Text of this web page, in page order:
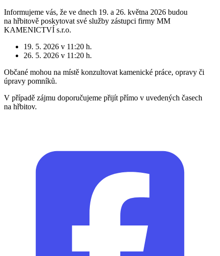
Informujeme vás, že ve dnech 19. a 26. května 2026 budou
na hřbitově poskytovat své služby zástupci firmy MM
KAMENICTVÍ s.r.o.
19. 5. 2026 v 11:20 h.
26. 5. 2026 v 11:20 h.
Občané mohou na místě konzultovat kamenické práce, opravy či
úpravy pomníků.
V případě zájmu doporučujeme přijít přímo v uvedených časech
na hřbitov.